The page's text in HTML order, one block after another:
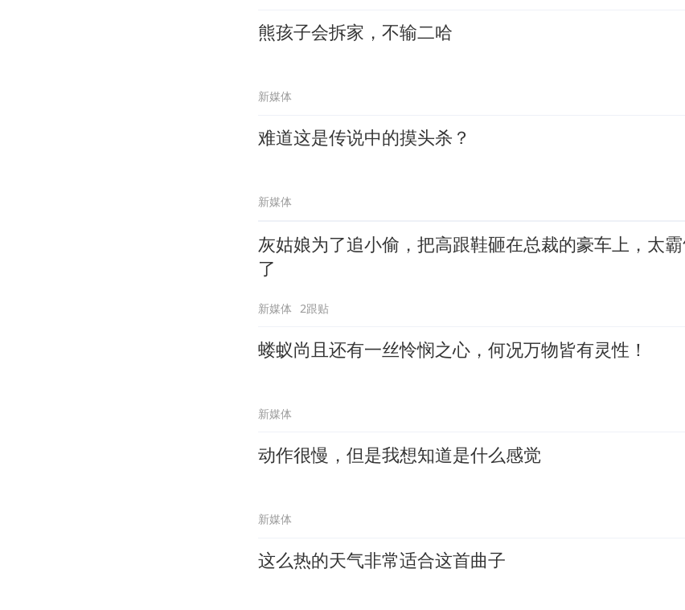
熊孩子会拆家，不输二哈
新媒体
难道这是传说中的摸头杀？
新媒体
灰姑娘为了追小偷，把高跟鞋砸在总裁的豪车上，太
了
新媒体 2跟贴
蝼蚁尚且还有一丝怜悯之心，何况万物皆有灵性！
新媒体
动作很慢，但是我想知道是什么感觉
新媒体
这么热的天气非常适合这首曲子